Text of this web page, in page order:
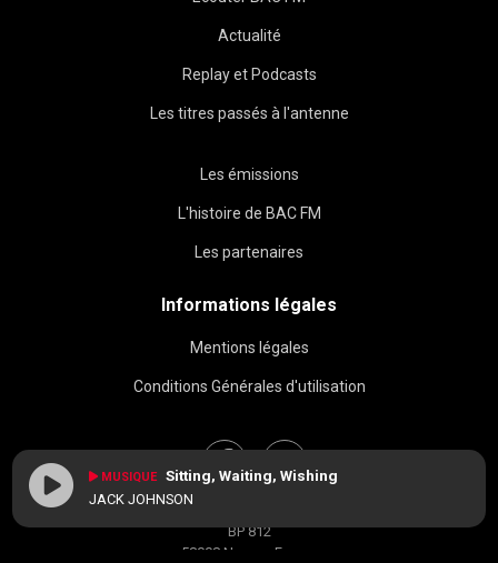
Actualité
Replay et Podcasts
Les titres passés à l'antenne
Les émissions
L'histoire de BAC FM
Les partenaires
Informations légales
Mentions légales
Conditions Générales d'utilisation
BP 812
58008 Nevers, France
MUSIQUE Sitting, Waiting, Wishing
JACK JOHNSON